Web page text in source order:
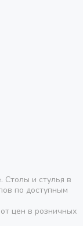
Столы и стулья в
по доступным
цен в розничных